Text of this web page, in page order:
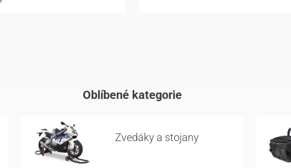
Oblíbené kategorie
Zvedáky a stojany